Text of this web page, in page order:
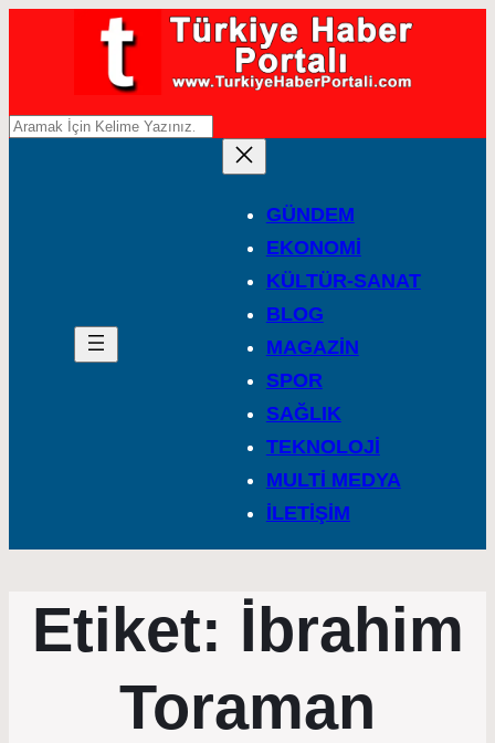
A
GÜNDEM
EKONOMİ
KÜLTÜR-SANAT
BLOG
MAGAZİN
SPOR
SAĞLIK
TEKNOLOJİ
MULTİ MEDYA
İLETİŞİM
Etiket: İbrahim
Toraman